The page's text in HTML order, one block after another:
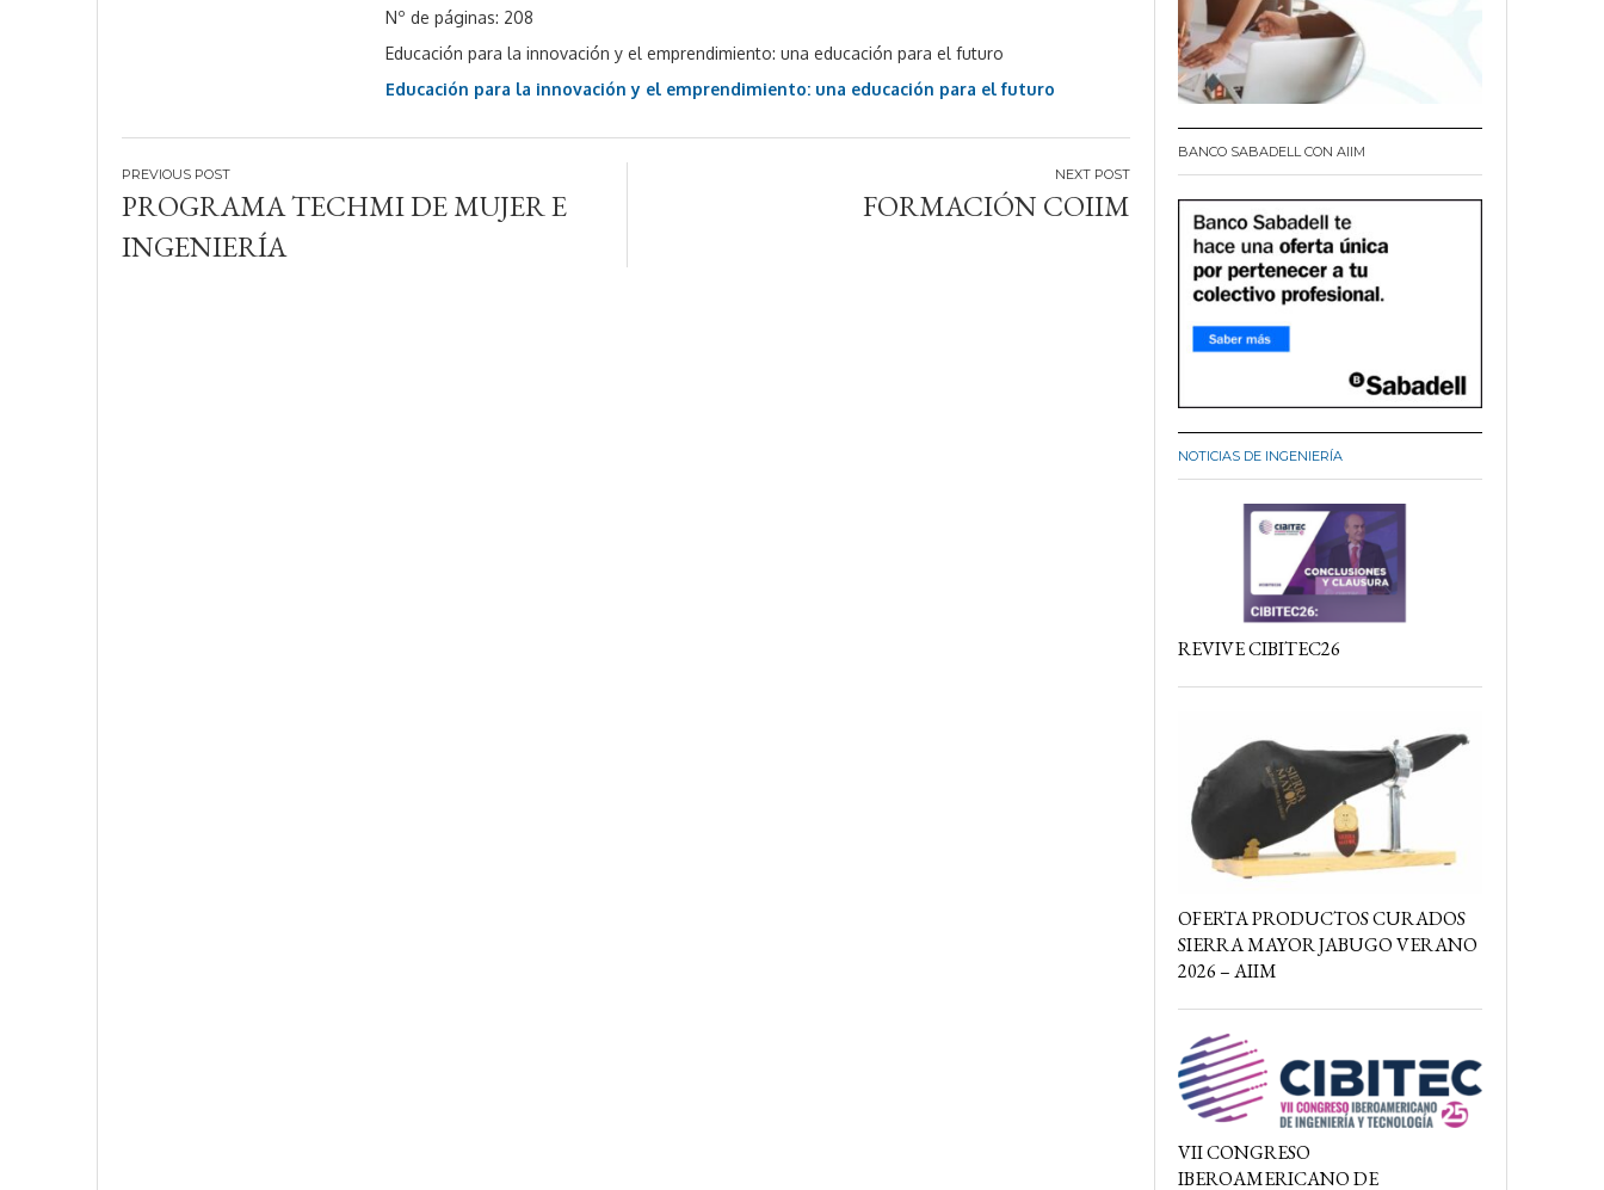
Nº de páginas: 208
Educación para la innovación y el emprendimiento: una educación para el futuro
Educación para la innovación y el emprendimiento: una educación para el futuro
Navegación
de
entradas
PROGRAMA TECHMI DE MUJER E
INGENIERÍA
FORMACIÓN COIIM
BANCO SABADELL CON AIIM
NOTICIAS DE INGENIERÍA
REVIVE CIBITEC26
OFERTA PRODUCTOS CURADOS
SIERRA MAYOR JABUGO VERANO
2026 – AIIM
VII CONGRESO
IBEROAMERICANO DE